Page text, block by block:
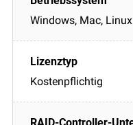
Windows, Mac, Linux
Kostenpflichtig